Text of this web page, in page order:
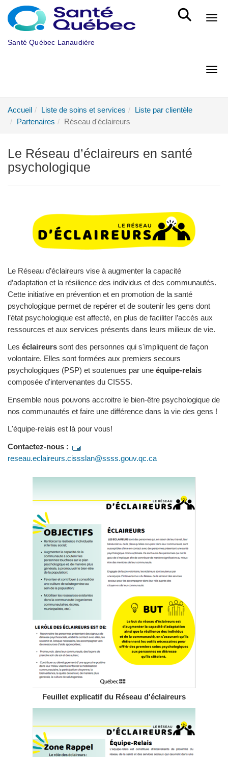
Aller au menu principal
Santé Québec Lanaudière
Accueil Liste de soins et services
Liste par clientèle
Partenaires
Réseau d'éclaireurs
Le Réseau d’éclaireurs en santé
psychologique
Le Réseau d’éclaireurs vise à augmenter la capacité
d’adaptation et la résilience des individus et des communautés.
Cette initiative en prévention et en promotion de la santé
psychologique permet de repérer et de soutenir les gens dont
l’état psychologique est affecté, en plus de faciliter l’accès aux
ressources et aux services présents dans leurs milieux de vie.
Les éclaireurs sont des personnes qui s'impliquent de façon
volontaire. Elles sont formées aux premiers secours
psychologiques (PSP) et soutenues par une équipe-relais
composée d'intervenantes du CISSS.
Ensemble nous pouvons accroitre le bien-être psychologique de
nos communautés et faire une différence dans la vie des gens !
L'équipe-relais est là pour vous!
Contactez-nous :
reseau.eclaireurs.cissslan@ssss.gouv.qc.ca
Feuillet explicatif du Réseau d'éclaireurs